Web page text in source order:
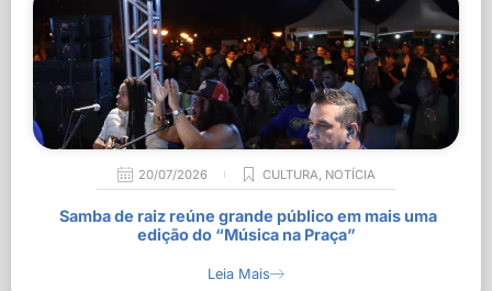
20/07/2026 CULTURA, NOTÍCIA
Samba de raiz reúne grande público em mais uma
edição do “Música na Praça”
Leia Mais